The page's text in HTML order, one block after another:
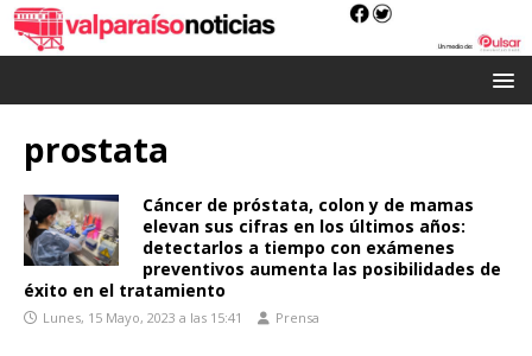
prostata
Cáncer de próstata, colon y de mamas
elevan sus cifras en los últimos años:
detectarlos a tiempo con exámenes
preventivos aumenta las posibilidades de
éxito en el tratamiento
Lunes, 15 Mayo, 2023 a las 15:41 Prensa